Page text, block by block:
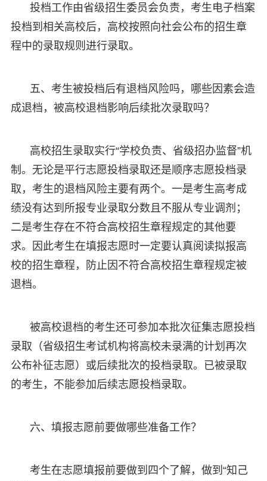
投档工作由省级招生委员会负责，考生电子档案
投档到相关高校后，高校按照向社会公布的招生章
程中的录取规则进行录取。
五、考生被投档后有退档风险吗，哪些因素会造
成退档，被高校退档影响后续批次录取吗？
高校招生录取实行“学校负责、省级招办监督”机
制。无论是平行志愿投档录取还是顺序志愿投档录
取，考生的退档风险主要有两个。一是考生高考成
绩没有达到所报专业录取分数且不服从专业调剂；
二是考生存在不符合高校招生章程规定的其他要
求。因此考生在填报志愿时一定要认真阅读拟报高
校的招生章程，防止因不符合高校招生章程规定被
退档。
被高校退档的考生还可参加本批次征集志愿投档
录取（省级招生考试机构将高校未录满的计划再次
公布补征志愿）或后续批次的投档录取。已被录取
的考生，不能参加后续志愿投档录取。
六、填报志愿前要做哪些准备工作？
考生在志愿填报前要做到四个了解，做到“知己